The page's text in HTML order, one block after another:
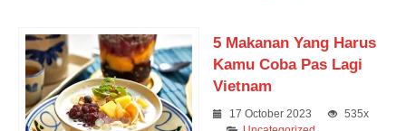
5 Makanan Yang Harus
Kamu Coba Pas Lagi
Vietnam
17 October 2023
535x